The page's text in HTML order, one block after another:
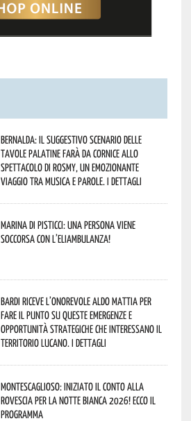
Bernalda: il suggestivo scenario delle
Tavole Palatine farà da cornice allo
spettacolo di Rosmy, un emozionante
viaggio tra musica e parole. I dettagli
Marina di Pisticci: una persona viene
soccorsa con l’eliambulanza!
Bardi riceve l’onorevole Aldo Mattia per
fare il punto su queste emergenze e
opportunità strategiche che interessano il
territorio lucano. I dettagli
Montescaglioso: iniziato il conto alla
rovescia per la Notte Bianca 2026! Ecco il
programma